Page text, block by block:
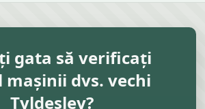
gata să verificați
dvs. vechi
Tyldesley?